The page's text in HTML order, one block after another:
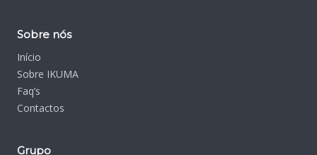
Sobre nós
Início
Sobre IKUMA
Faq’s
Contactos
Grupo